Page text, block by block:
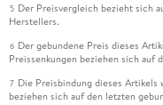
5 Der Preisvergleich bezieht sich
Herstellers.
6 Der gebundene Preis dieses
Preissenkungen beziehen sich auf
7 Die Preisbindung dieses Artikels
beziehen sich auf den letzten